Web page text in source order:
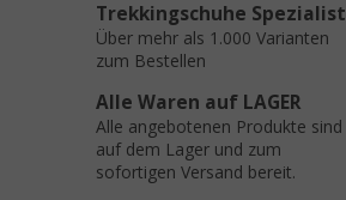
Trekkingschuhe Spezialist
Über mehr als 1.000 Varianten
zum Bestellen
Alle Waren auf LAGER
Alle angebotenen Produkte sind
auf dem Lager und zum
sofortigen Versand bereit.